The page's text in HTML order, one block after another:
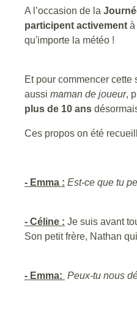
A l’occasion de la
participent activement à
qu'importe la météo !
Et pour commencer
aussi maman de joueur,
plus de 10 ans
Ces propos on été
- Emma : Est-ce que tu
- Céline : Je suis avant
Son petit frère, Nathan
- Emma: Peux-tu nous